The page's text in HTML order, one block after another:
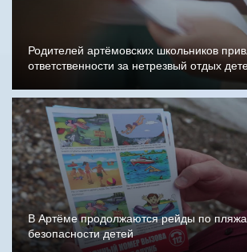
Родителей артёмовских школьников
ответственности за нетрезвый отдых
В Артёме продолжаются рейды по
безопасности детей